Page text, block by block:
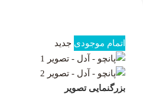
اتمام موجودی جدید
بزرگنمایی تصویر